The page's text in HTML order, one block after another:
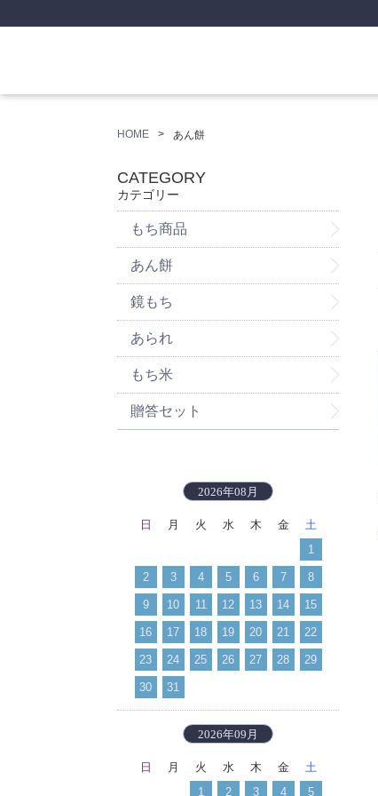
HOME あん餅
CATEGORY
カテゴリー
もち商品
あん餅
鏡もち
あられ
もち米
贈答セット
2026年08月
日 月 火 水 木 金
土
1
2 3 4 5 6 7 8
9 10 11 12 13 14 15
16 17 18 19 20 21 22
23 24 25 26 27 28 29
30 31
2026年09月
日 月 火 水 木 金
土
1
2 3 4 5